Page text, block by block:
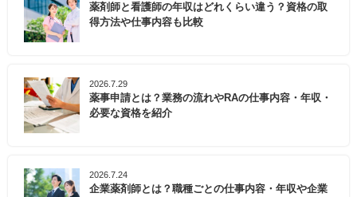
薬剤師と看護師の年収はどれくらい違う？資格の取
得方法や仕事内容も比較
2026.7.29
薬事申請とは？業務の流れやRAの仕事内容・年収・
必要な資格を紹介
2026.7.24
企業薬剤師とは？職種ごとの仕事内容・年収や企業